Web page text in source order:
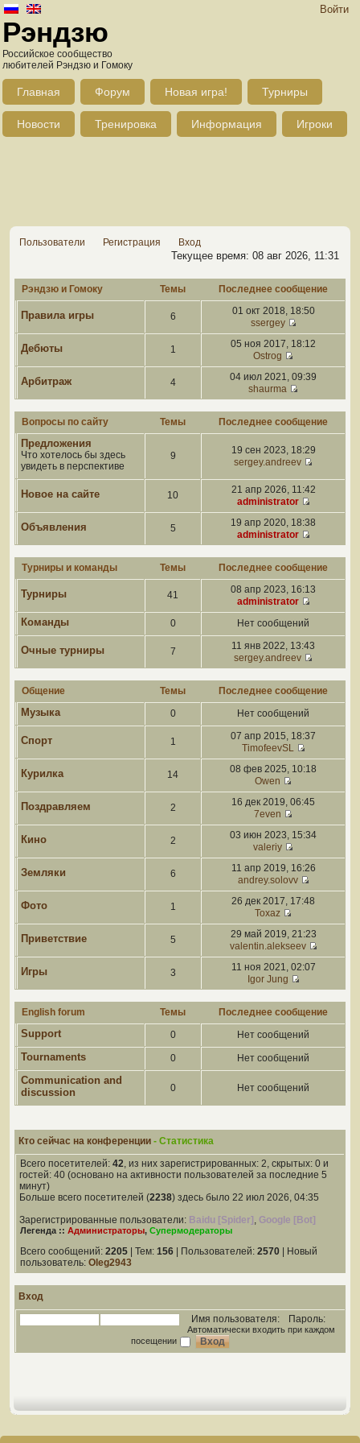
Войти
Рэндзю
Российское сообщество
любителей Рэндзю и Гомоку
Главная Форум Новая игра! Турниры
Новости Тренировка Информация Игроки
Пользователи Регистрация Вход
Текущее время: 08 авг 2026, 11:31
Рэндзю и Гомоку Темы Последнее сообщение
Правила игры 6
01 окт 2018, 18:50
ssergey
Дебюты 1
05 ноя 2017, 18:12
Ostrog
Арбитраж 4
04 июл 2021, 09:39
shaurma
Вопросы по сайту Темы Последнее сообщение
Предложения
Что хотелось бы здесь
увидеть в перспективе
9
19 сен 2023, 18:29
sergey.andreev
Новое на сайте 10
21 апр 2026, 11:42
administrator
Объявления 5
19 апр 2020, 18:38
administrator
Турниры и команды Темы Последнее сообщение
Турниры 41
08 апр 2023, 16:13
administrator
Команды 0 Нет сообщений
Очные турниры 7
11 янв 2022, 13:43
sergey.andreev
Общение Темы Последнее сообщение
Музыка 0 Нет сообщений
Спорт 1
07 апр 2015, 18:37
TimofeevSL
Курилка 14
08 фев 2025, 10:18
Owen
Поздравляем 2
16 дек 2019, 06:45
7even
Кино 2
03 июн 2023, 15:34
valeriy
Земляки 6
11 апр 2019, 16:26
andrey.solovv
Фото 1
26 дек 2017, 17:48
Toxaz
Приветствие 5
29 май 2019, 21:23
valentin.alekseev
Игры 3
11 ноя 2021, 02:07
Igor Jung
English forum Темы Последнее сообщение
Support 0 Нет сообщений
Tournaments 0 Нет сообщений
Communication and
discussion
0 Нет сообщений
Кто сейчас на конференции - Статистика
Всего посетителей: 42, из них зарегистрированных: 2, скрытых: 0 и
гостей: 40 (основано на активности пользователей за последние 5
минут)
Больше всего посетителей (2238) здесь было 22 июл 2026, 04:35
Зарегистрированные пользователи: Baidu [Spider] , Google [Bot]
Легенда :: Администраторы, Супермодераторы
Всего сообщений: 2205 | Тем: 156 | Пользователей: 2570 | Новый
пользователь: Oleg2943
Вход
Имя пользователя:
Пароль:
Автоматически входить при каждом
посещении